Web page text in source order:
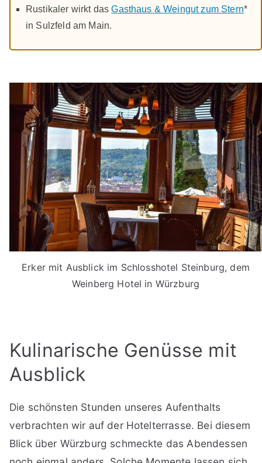
Rustikaler wirkt dasGasthaus & Weingut zum Stern*
in Sulzfeld am Main.
Erker mit Ausblick im Schlosshotel Steinburg, dem
Weinberg Hotel in Würzburg
Kulinarische Genüsse mit
Ausblick
Die schönsten Stunden unseres Aufenthalts
verbrachten wir auf der Hotelterrasse. Bei diesem
Blick über Würzburg schmeckte das Abendessen